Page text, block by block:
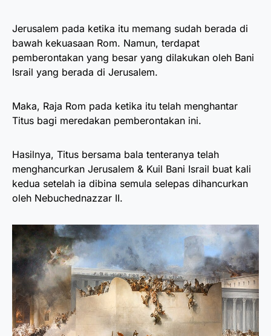
Jerusalem pada ketika itu memang sudah berada di
bawah kekuasaan Rom. Namun, terdapat
pemberontakan yang besar yang dilakukan oleh Bani
Israil yang berada di Jerusalem.
Maka, Raja Rom pada ketika itu telah menghantar
Titus bagi meredakan pemberontakan ini.
Hasilnya, Titus bersama bala tenteranya telah
menghancurkan Jerusalem & Kuil Bani Israil buat kali
kedua setelah ia dibina semula selepas dihancurkan
oleh Nebuchednazzar II.